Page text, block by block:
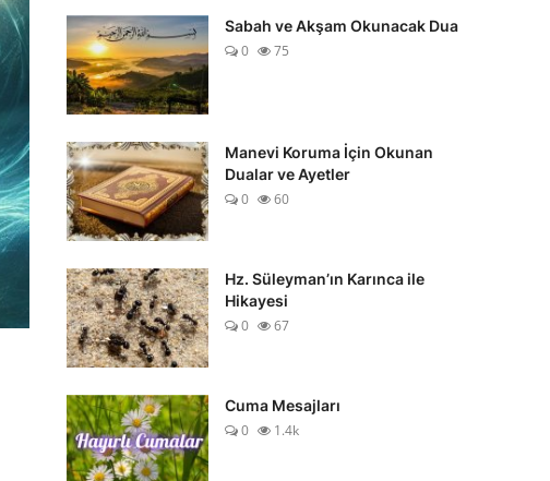
Sabah ve Akşam Okunacak Dua
0
75
Manevi Koruma İçin Okunan
Dualar ve Ayetler
0
60
Hz. Süleyman’ın Karınca ile
Hikayesi
0
67
Cuma Mesajları
0
1.4k